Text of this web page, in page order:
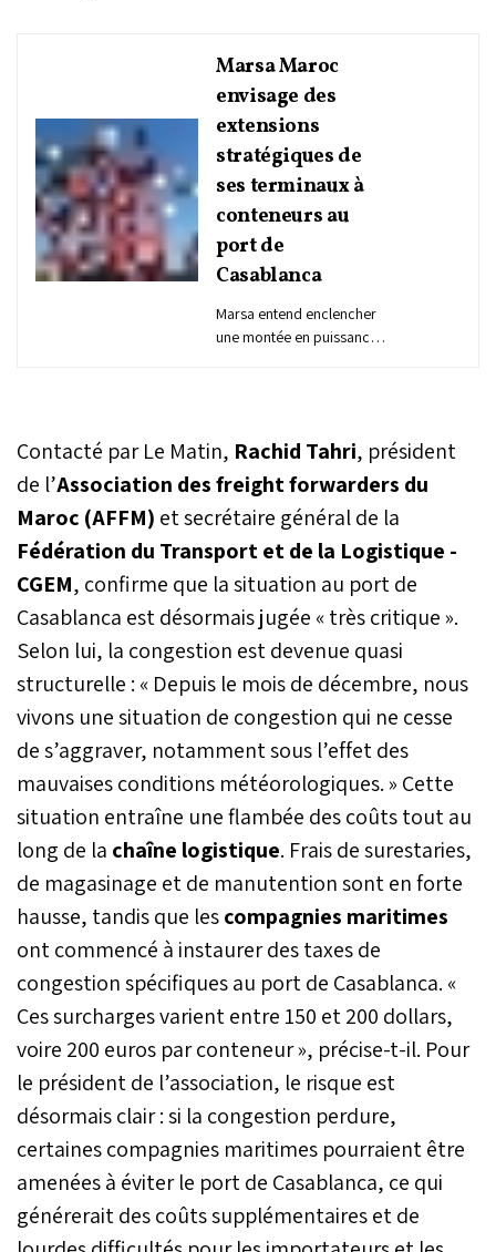
Marsa Maroc
envisage des
extensions
stratégiques de
ses terminaux à
conteneurs au
port de
Casablanca
Marsa entend enclencher
une montée en puissance
national programme une
extension et un
approfondissement de
ces infrastructures.
Objectif : renforcer la
compétitivité de la
principale plateforme
portuaire du Royaume,
optimiser la performance
opérationnelle des
terminaux et se
positionner durablement
sur les flux maritimes de
grande capacité, dans un
contexte de
recomposition des
chaînes logistiques et
d’exigences
environnementales
accrues.
Contacté par Le Matin, Rachid Tahri, président
de l’Association des freight forwarders du
Maroc (AFFM) etsecrétaire général de la
Fédération du Transport et de la Logistique -
CGEM, confirme que la situation au port de
Casablanca est désormais jugée « très critique ».
Selon lui, la congestion est devenue quasi
structurelle : « Depuis le mois de décembre, nous
vivons une situation de congestion qui ne cesse
de s’aggraver, notamment sous l’effet des
mauvaises conditions météorologiques. » Cette
situation entraîne une flambée des coûts tout au
long de la chaîne logistique. Frais de surestaries,
de magasinage et de manutention sont en forte
hausse, tandis que lescompagnies maritimes
ont commencé à instaurer des taxes de
congestion spécifiques au port de Casablanca. «
Ces surcharges varient entre 150 et 200 dollars,
voire 200 euros par conteneur », précise-t-il. Pour
le président de l’association, le risque est
désormais clair : si la congestion perdure,
certaines compagnies maritimes pourraient être
amenées à éviter le port de Casablanca, ce qui
générerait des coûts supplémentaires et de